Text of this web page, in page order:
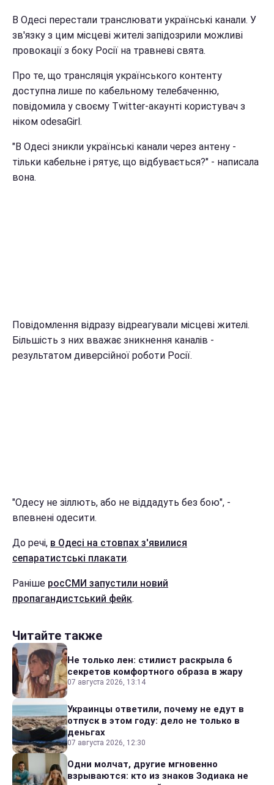
В Одесі перестали транслювати українські канали. У
зв'язку з цим місцеві жителі запідозрили можливі
провокації з боку Росії на травневі свята.
Про те, що трансляція українського контенту
доступна лише по кабельному телебаченню,
повідомила у своєму Twitter-акаунті користувач з
ніком odesaGirl.
"В Одесі зникли українські канали через антену -
тільки кабельне і рятує, що відбувається?" - написала
вона.
Повідомлення відразу відреагували місцеві жителі.
Більшість з них вважає зникнення каналів -
результатом диверсійної роботи Росії.
"Одесу не зіллють, або не віддадуть без бою", -
впевнені одесити.
До речі, в Одесі на стовпах з'явилися
сепаратистські плакати.
Раніше росСМИ запустили новий
пропагандистський фейк.
Читайте также
Не только лен: стилист раскрыла 6
секретов комфортного образа в жару
07 августа 2026, 13:14
Украинцы ответили, почему не едут в
отпуск в этом году: дело не только в
деньгах
07 августа 2026, 12:30
Одни молчат, другие мгновенно
взрываются: кто из знаков Зодиака не